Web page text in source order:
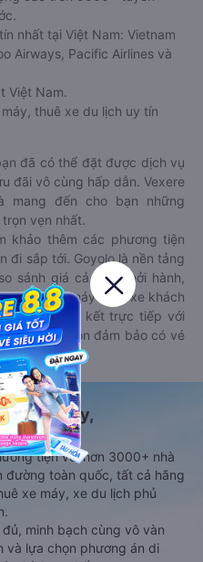
nhất tại Việt Nam: Vietnam
Airways, Pacific Airlines và
Việt Nam.
thuê xe du lịch uy tín
đã có thể đặt được dịch vụ
đãi vô cùng hấp dẫn. Vexere
mang đến cho bạn những
vẹn nhất.
khảo thêm các phương tiện
đi sắp tới. Goyolo là nền tảng
sánh giá cả, giờ khởi hành,
tiện máy bay, xe khách
được liên kết trực tiếp với
tàu hoả, luôn đảm bảo có vé
Máy bay,
tiện với hơn 3000+ nhà
toàn quốc, tất cả hãng
xe máy, xe du lịch phủ
minh bạch cùng vô vàn
và lựa chọn phương án di